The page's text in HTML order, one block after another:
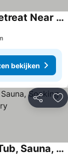
Barn Haven: Group Adventure Retreat Near Devils Lake State Park!
bekijken
Delen
Rifugio Graziella, King Bed, Hot Tub, Sauna, Soaking Tub, Fireplace, Ev+, Luxury